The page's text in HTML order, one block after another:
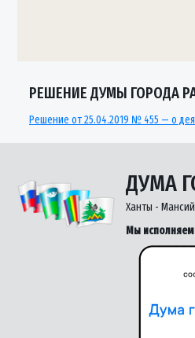
РЕШЕНИЕ ДУМЫ ГОРОДА
Решение от 25.04.2019 № 455 — о
ДУМА
Ханты -
Мы